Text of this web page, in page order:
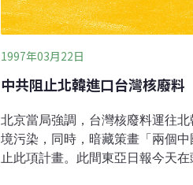
1997年03月22日
中共阻止北韓進口台灣核廢料
北京當局強調，台灣核廢料運往
境污染，同時，暗藏策畫「兩個
止此項計畫。此間東亞日報今天